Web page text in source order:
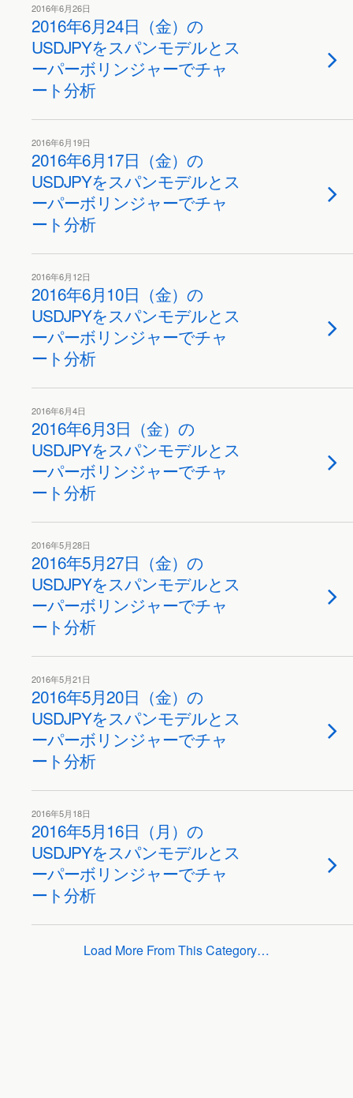
2016年6月26日
2016年6月24日（金）の
USDJPYをスパンモデルとス
ーパーボリンジャーでチャ
ート分析
2016年6月19日
2016年6月17日（金）の
USDJPYをスパンモデルとス
ーパーボリンジャーでチャ
ート分析
2016年6月12日
2016年6月10日（金）の
USDJPYをスパンモデルとス
ーパーボリンジャーでチャ
ート分析
2016年6月4日
2016年6月3日（金）の
USDJPYをスパンモデルとス
ーパーボリンジャーでチャ
ート分析
2016年5月28日
2016年5月27日（金）の
USDJPYをスパンモデルとス
ーパーボリンジャーでチャ
ート分析
2016年5月21日
2016年5月20日（金）の
USDJPYをスパンモデルとス
ーパーボリンジャーでチャ
ート分析
2016年5月18日
2016年5月16日（月）の
USDJPYをスパンモデルとス
ーパーボリンジャーでチャ
ート分析
Load More From This Category…